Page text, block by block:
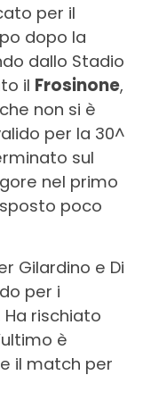
per il
dopo la
dallo Stadio
il Frosinone,
non si è
per la 30^
sul
nel primo
poco
Gilardino e Di
per i
rischiato
è
il match per